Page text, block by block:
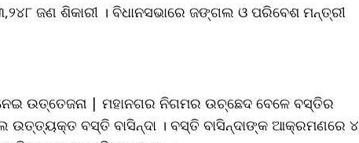
ଜଣ ଶିକାରୀ । ବିଧାନସଭାରେ ଜଙ୍ଗଲ ଓ ପରିବେଶ ମନ୍ତ୍ରୀ
ଉତ୍ତେଜନା | ମହାନଗର ନିଗମର ଉଚ୍ଛେଦ ବେଳେ ବସ୍ତିର
ଉତ୍ତ୍ୟକ୍ତ ବସ୍ତି ବାସିନ୍ଦା । ବସ୍ତି ବାସିନ୍ଦାଙ୍କ ଆକ୍ରମଣରେ ୪